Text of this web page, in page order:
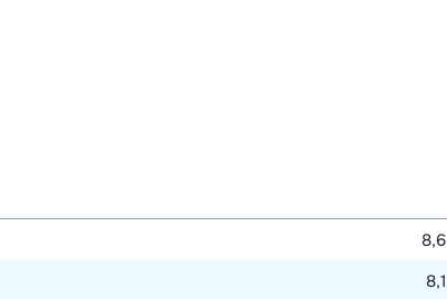
8,6
8,1